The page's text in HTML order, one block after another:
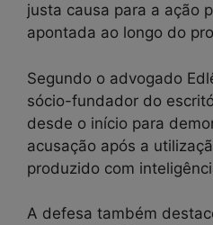
justa causa para a ação
apontada ao longo do
Segundo o advogado
sócio-fundador do
desde o início para
acusação após a
produzido com
A defesa também